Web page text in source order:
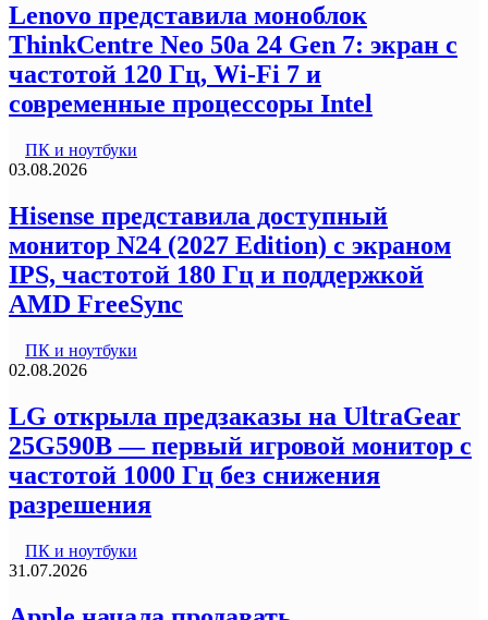
Lenovo представила моноблок
ThinkCentre Neo 50a 24 Gen 7: экран с
частотой 120 Гц, Wi-Fi 7 и
современные процессоры Intel
ПК и ноутбуки
03.08.2026
Hisense представила доступный
монитор N24 (2027 Edition) с экраном
IPS, частотой 180 Гц и поддержкой
AMD FreeSync
ПК и ноутбуки
02.08.2026
LG открыла предзаказы на UltraGear
25G590B — первый игровой монитор с
частотой 1000 Гц без снижения
разрешения
ПК и ноутбуки
31.07.2026